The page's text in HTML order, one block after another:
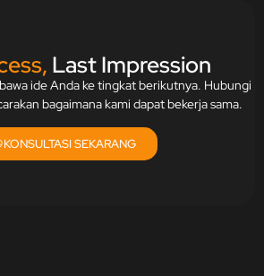
Last Impression
ide Anda ke tingkat berikutnya. Hubungi
bagaimana kami dapat bekerja sama.
KONSULTASI SEKARANG